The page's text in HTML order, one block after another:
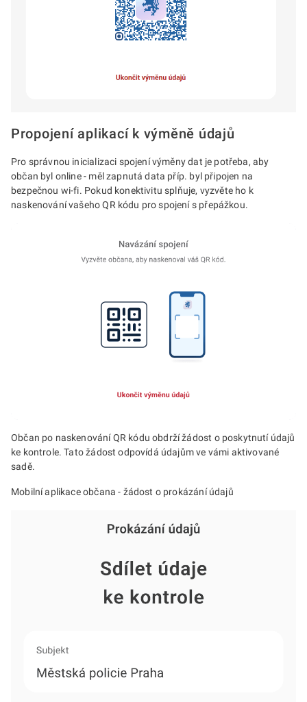
Propojení aplikací k výměně údajů
Pro správnou inicializaci spojení výměny dat je potřeba, aby
občan byl online - měl zapnutá data příp. byl připojen na
bezpečnou wi-fi. Pokud konektivitu splňuje, vyzvěte ho k
naskenování vašeho QR kódu pro spojení s přepážkou.
Občan po naskenování QR kódu obdrží žádost o poskytnutí údajů
ke kontrole. Tato žádost odpovídá údajům ve vámi aktivované
sadě.
Mobilní aplikace občana - žádost o prokázání údajů